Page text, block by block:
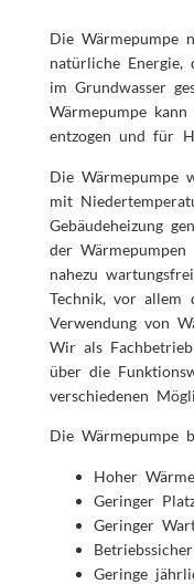
Die Wärmepumpe
natürliche
im Grundwasser
Wärmepumpe
entzogen und für
Die Wärmepumpe
mit
Gebäudeheizung
der Wärmepumpen
nahezu
Technik, vor allem
Verwendung von
Wir als
über die
verschiedenen
Die Wärmepumpe
Hoher
Geringer
Geringer
Geringe